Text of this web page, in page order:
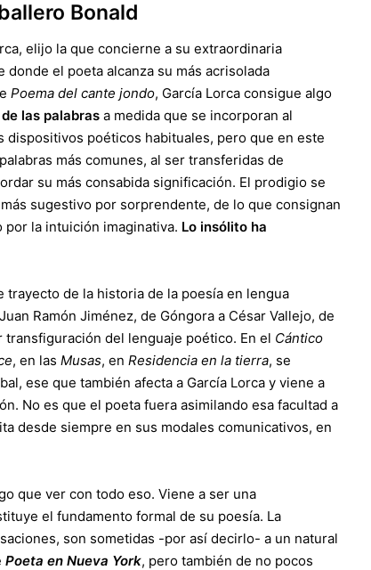
Bonald
elijo la que concierne a su extraordinaria
el poeta alcanza su más acrisolada
Poema del cante jondo, García Lorca consigue algo
las palabras a medida que se incorporan al
dispositivos poéticos habituales, pero que en este
más comunes, al ser transferidas de
su más consabida significación. El prodigio se
sugestivo por sorprendente, de lo que consignan
la intuición imaginativa. Lo insólito ha
trayecto de la historia de la poesía en lengua
Ramón Jiménez, de Góngora a César Vallejo, de
del lenguaje poético. En el Cántico
, en las Musas, en Residencia en la tierra, se
ese que también afecta a García Lorca y viene a
No es que el poeta fuera asimilando esa facultad a
desde siempre en sus modales comunicativos, en
que ver con todo eso. Viene a ser una
el fundamento formal de su poesía. La
son sometidas -por así decirlo- a un natural
Poeta en Nueva York, pero también de no pocos